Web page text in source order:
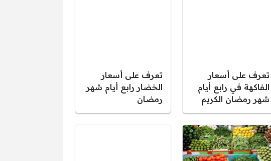
تعرف على أسعار
الفاكهة في رابع أيام
شهر رمضان الكريم
تعرف على أسعار
الخضار رابع أيام شهر
رمضان